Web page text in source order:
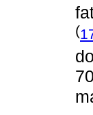
(